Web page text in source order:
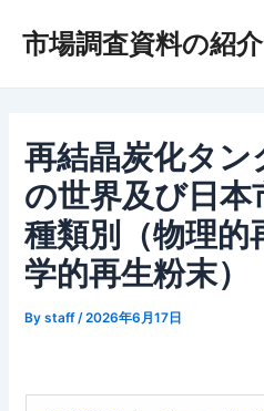
市場調査資料の紹
再結晶炭化タ
の世界及び日本
種類別（物理的
学的再生粉末）
Bystaff /2026年6月17日